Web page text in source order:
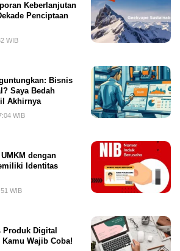
Keberlanjutan
Penciptaan
WIB
Bisnis
Saya Bedah
Akhirnya
WIB
dengan
Identitas
WIB
Produk Digital
Wajib Coba!